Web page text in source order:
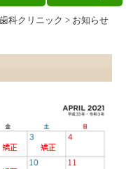
科クリニック > お知らせ